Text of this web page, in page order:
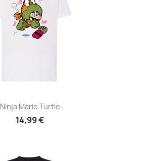
Ninja Mario Turtle
14,99 €